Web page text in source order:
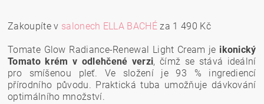
Zakoupíte v salonech ELLA BACHÉ za 1 490 Kč
Tomate Glow Radiance-Renewal Light Cream je ikonický
Tomato krém v odlehčené verzi, čímž se stává ideální
pro smíšenou pleť. Ve složení je 93 % ingrediencí
přírodního původu. Praktická tuba umožňuje dávkování
optimálního množství.